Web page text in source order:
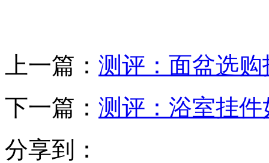
上一篇： 测评：面盆选购
下一篇： 测评：浴室挂
分享到：